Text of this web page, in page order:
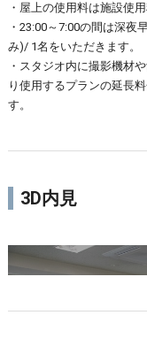
・屋上の使用料は施設使
・23:00～7:00の間は深夜
み)/ 1名をいただきます。
・スタジオ内に撮影機材
り使用するプランの延長
す。
3D内見